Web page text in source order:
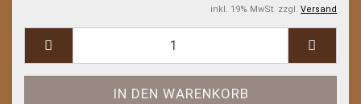
inkl. 19% MwSt. zzgl. Versand